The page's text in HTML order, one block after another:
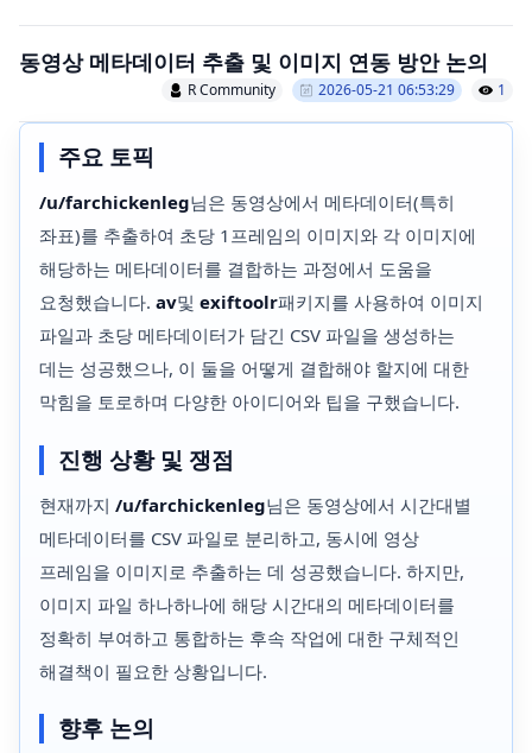
동영상 메타데이터 추출 및 이미지 연동 방안 논의
R Community 2026-05-21 06:53:29 1
주요 토픽
/u/farchickenleg님은 동영상에서 메타데이터(특히
좌표)를 추출하여 초당 1프레임의 이미지와 각 이미지에
해당하는 메타데이터를 결합하는 과정에서 도움을
요청했습니다. av및 exiftoolr패키지를 사용하여 이미지
파일과 초당 메타데이터가 담긴 CSV 파일을 생성하는
데는 성공했으나, 이 둘을 어떻게 결합해야 할지에 대한
막힘을 토로하며 다양한 아이디어와 팁을 구했습니다.
진행 상황 및 쟁점
현재까지 /u/farchickenleg님은 동영상에서 시간대별
메타데이터를 CSV 파일로 분리하고, 동시에 영상
프레임을 이미지로 추출하는 데 성공했습니다. 하지만,
이미지 파일 하나하나에 해당 시간대의 메타데이터를
정확히 부여하고 통합하는 후속 작업에 대한 구체적인
해결책이 필요한 상황입니다.
향후 논의